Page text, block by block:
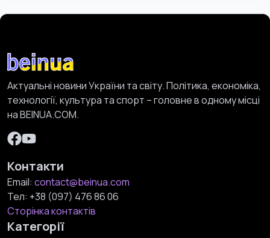
Актуальні новини України та світу. Політика, економіка,
технології, культура та спорт – головне в одному місці
на BEINUA.COM.
Контакти
Email: contact@beinua.com
Тел: +38 (097) 476 86 06
Сторінка контактів
Категорії